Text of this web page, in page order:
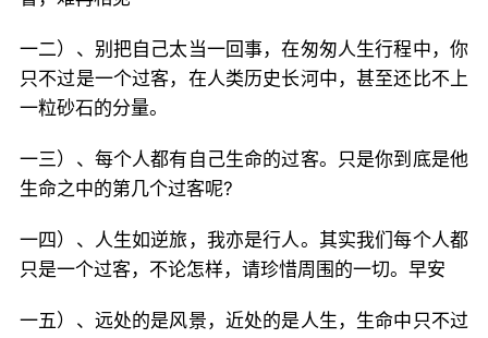
一二）、别把自己太当一回事，在匆匆人生行程中，你
只不过是一个过客，在人类历史长河中，甚至还比不上
一粒砂石的分量。
一三）、每个人都有自己生命的过客。只是你到底是他
生命之中的第几个过客呢?
一四）、人生如逆旅，我亦是行人。其实我们每个人都
只是一个过客，不论怎样，请珍惜周围的一切。早安
一五）、远处的是风景，近处的是人生，生命中只不过